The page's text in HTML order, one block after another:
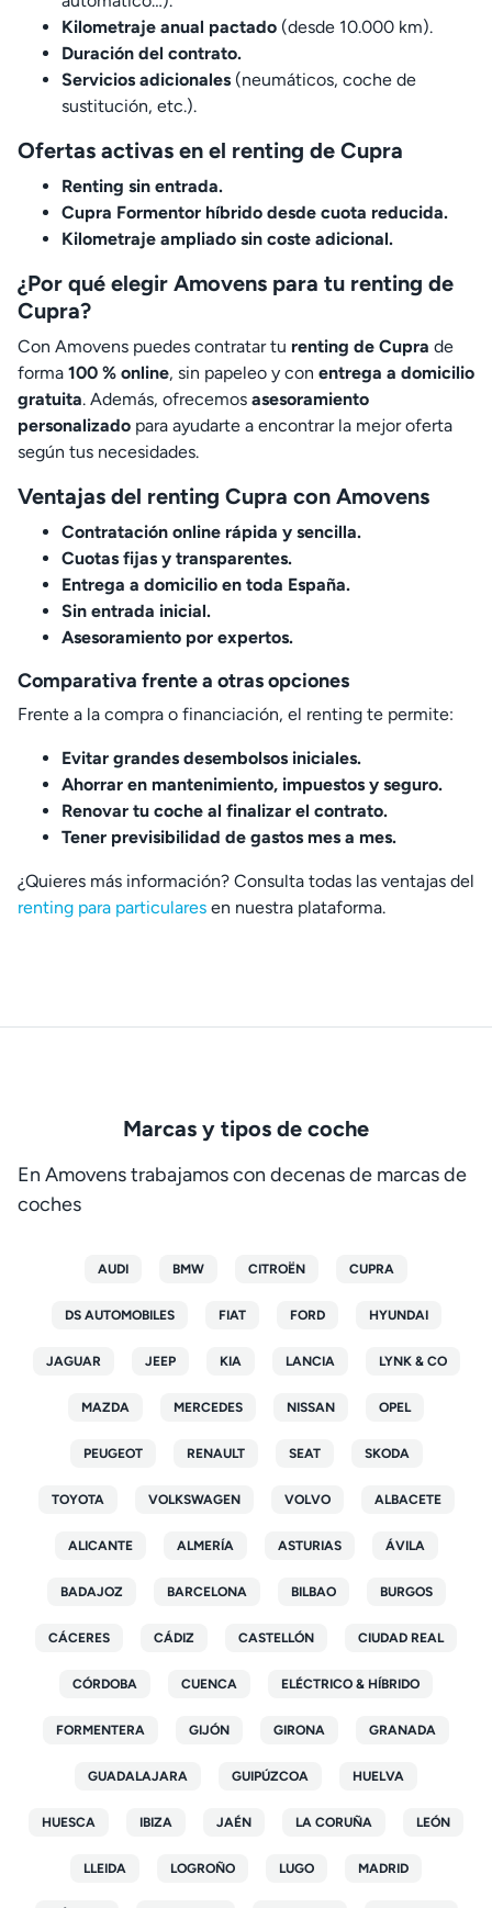
Kilometraje anual pactado (desde 10.000 km).
Duración del contrato.
Servicios adicionales (neumáticos, coche de
sustitución, etc.).
Ofertas activas en el renting de Cupra
Renting sin entrada.
Cupra Formentor híbrido desde cuota reducida.
Kilometraje ampliado sin coste adicional.
¿Por qué elegir Amovens para tu renting de
Cupra?
Con Amovens puedes contratar tu renting de Cupra de
forma 100 % online, sin papeleo y con entrega a domicilio
gratuita. Además, ofrecemos asesoramiento
personalizado para ayudarte a encontrar la mejor oferta
según tus necesidades.
Ventajas del renting Cupra con Amovens
Contratación online rápida y sencilla.
Cuotas fijas y transparentes.
Entrega a domicilio en toda España.
Sin entrada inicial.
Asesoramiento por expertos.
Comparativa frente a otras opciones
Frente a la compra o financiación, el renting te permite:
Evitar grandes desembolsos iniciales.
Ahorrar en mantenimiento, impuestos y seguro.
Renovar tu coche al finalizar el contrato.
Tener previsibilidad de gastos mes a mes.
¿Quieres más información? Consulta todas las ventajas del
renting para particulares en nuestra plataforma.
Marcas y tipos de coche
En Amovens trabajamos con decenas de marcas de
coches
AUDI BMW CITROËN CUPRA
DS AUTOMOBILES FIAT FORD HYUNDAI
JAGUAR JEEP KIA LANCIA LYNK & CO
MAZDA MERCEDES NISSAN OPEL
PEUGEOT RENAULT SEAT SKODA
TOYOTA VOLKSWAGEN VOLVO ALBACETE
ALICANTE ALMERÍA ASTURIAS ÁVILA
BADAJOZ BARCELONA BILBAO BURGOS
CÁCERES CÁDIZ CASTELLÓN CIUDAD REAL
CÓRDOBA CUENCA ELÉCTRICO & HÍBRIDO
FORMENTERA GIJÓN GIRONA GRANADA
GUADALAJARA GUIPÚZCOA HUELVA
HUESCA IBIZA JAÉN LA CORUÑA LEÓN
LLEIDA LOGROÑO LUGO MADRID